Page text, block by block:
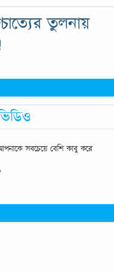
তুলনায়
সবচেয়ে বেশি কাবু করে